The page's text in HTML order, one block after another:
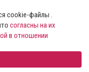
cookie-файлы .
согласны на их
в отношении